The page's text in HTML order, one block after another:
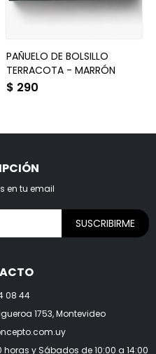
PAÑUELO DE BOLSILLO
TERRACOTA - MARRÓN
$ 290
08 44
1753, Montevideo
horas y Sábados de 10:00 a 14:00
en tu email
SUSCRIBIRME